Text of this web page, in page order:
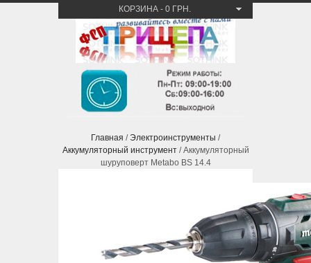
КОРЗИНА - 0 ГРН.
Главная /Электроинструменты /
Аккумуляторный инструмент/ Аккумуляторный
шуруповерт Metabo BS 14.4